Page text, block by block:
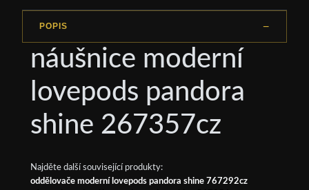
POPIS
náušnice moderní
lovepods pandora
shine 267357cz
Najděte další související produkty:
oddělovače moderní lovepods pandora shine 767292cz